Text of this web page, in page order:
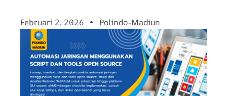
Februari 2, 2026 Polindo-Madiun